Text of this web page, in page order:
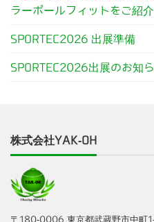
ラーポールフィットをご紹
SPORTEC2026 出展準備
SPORTEC2026出展のお知
株式会社YAK-OH
〒180-0006 東京都武蔵野市中町